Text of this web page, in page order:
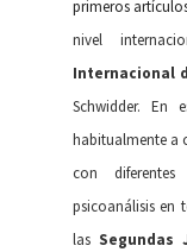
primeros
nivel
Internacional
Schwidder. En
habitualmente a
con
psicoanálisis en
lasSegundas